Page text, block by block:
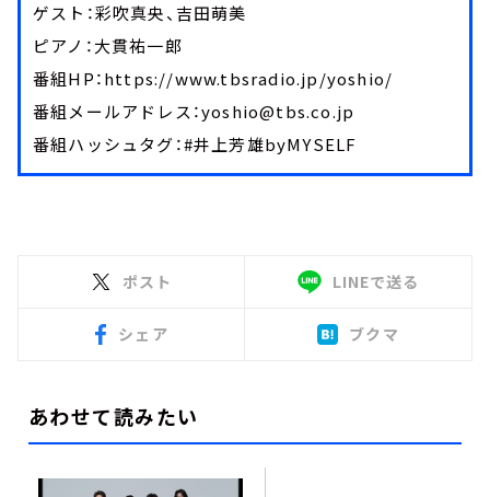
ゲスト：彩吹真央、吉田萌美
ピアノ：大貫祐一郎
番組HP：https://www.tbsradio.jp/yoshio/
番組メールアドレス：yoshio@tbs.co.jp
番組ハッシュタグ：#井上芳雄byMYSELF
ポスト LINEで送る
シェア ブクマ
あわせて読みたい